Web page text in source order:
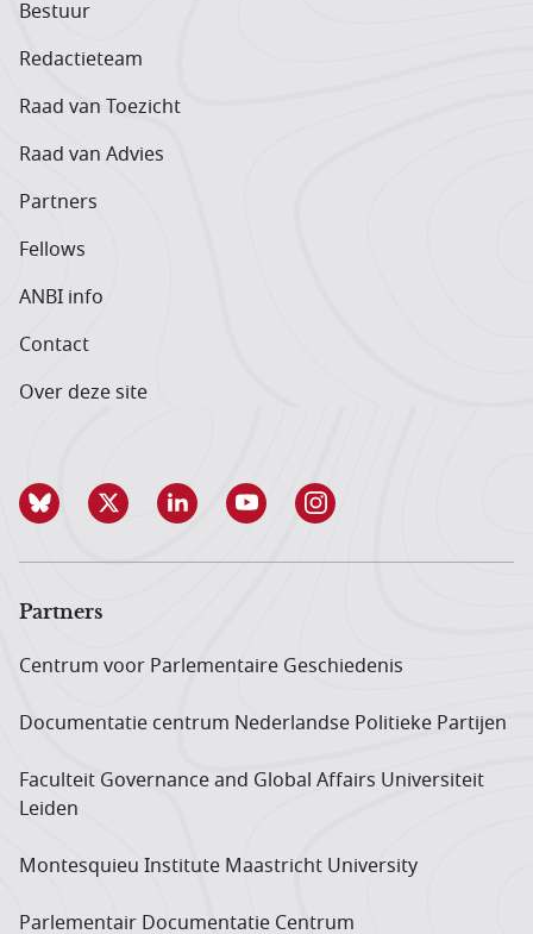
Bestuur
Redactieteam
Raad van Toezicht
Raad van Advies
Partners
Fellows
ANBI info
Contact
Over deze site
Partners
Centrum voor Parlementaire Geschiedenis
Documentatie centrum Neder­landse Politieke Partijen
Faculteit Governance and Global Affairs Universiteit
Leiden
Montesquieu Institute Maastricht University
Parlementair Documentatie Centrum